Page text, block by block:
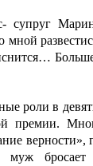
супруг
мной
роли в
премии.